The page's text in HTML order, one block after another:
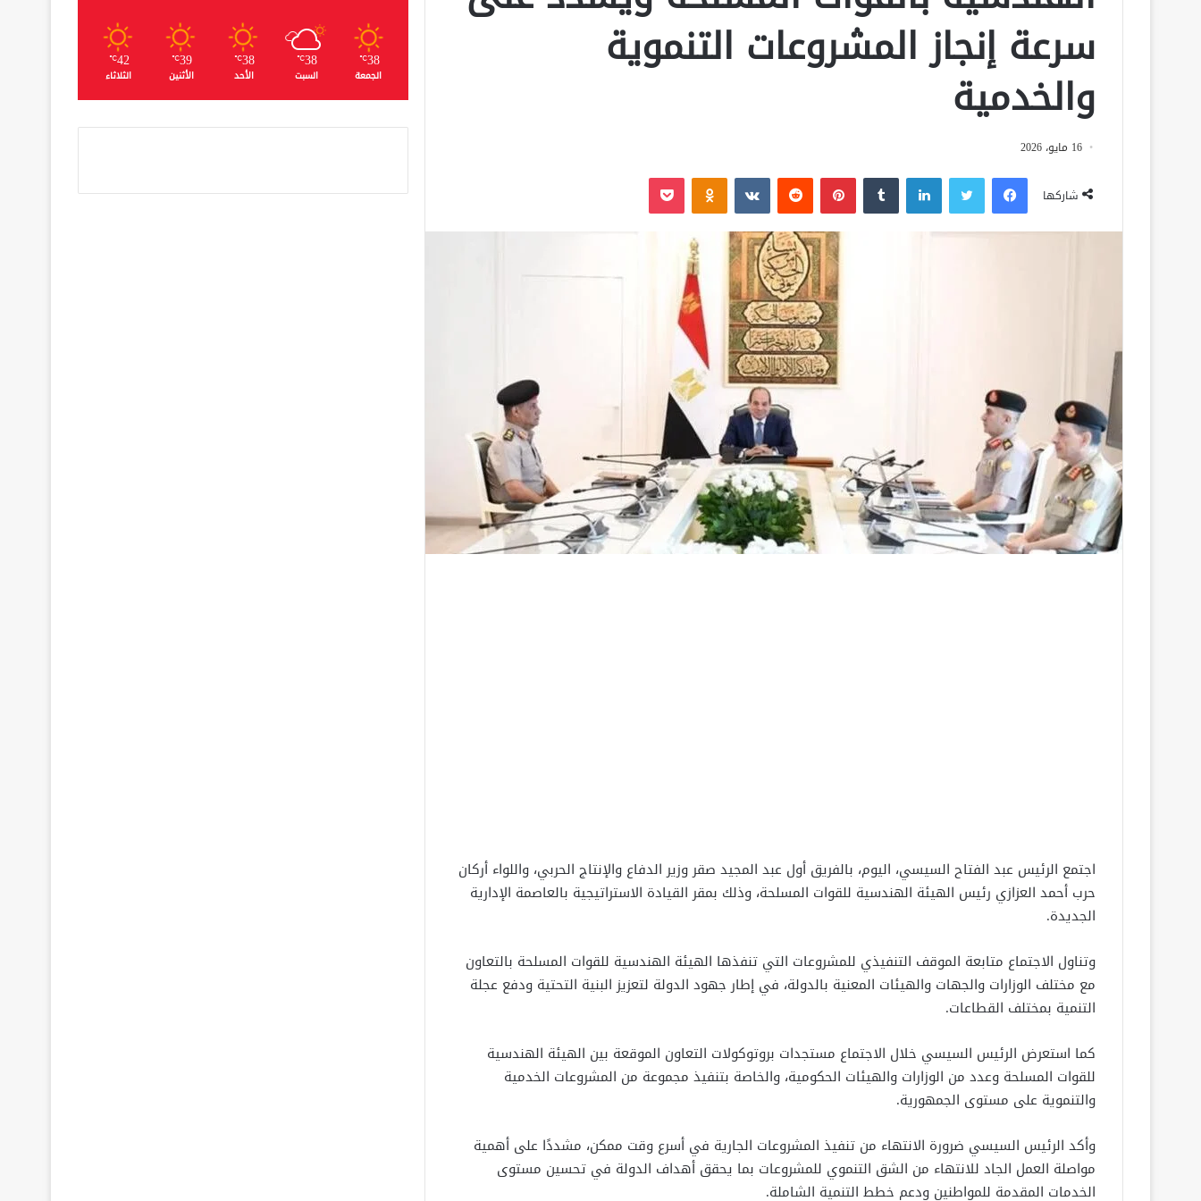
سرعة إنجاز المشروعات التنموية
والخدمية
16 مايو، 2026
شاركها
فيسبوك لينكدإن بينتيريست
اجتمع الرئيس عبد الفتاح السيسي، اليوم، بالفريق أول عبد المجيد صقر وزير الدفاع والإنتاج الحربي، واللواء أركان
حرب أحمد العزازي رئيس الهيئة الهندسية للقوات المسلحة، وذلك بمقر القيادة الاستراتيجية بالعاصمة الإدارية
الجديدة.
وتناول الاجتماع متابعة الموقف التنفيذي للمشروعات التي تنفذها الهيئة الهندسية للقوات المسلحة بالتعاون
مع مختلف الوزارات والجهات والهيئات المعنية بالدولة، في إطار جهود الدولة لتعزيز البنية التحتية ودفع عجلة
التنمية بمختلف القطاعات.
كما استعرض الرئيس السيسي خلال الاجتماع مستجدات بروتوكولات التعاون الموقعة بين الهيئة الهندسية
للقوات المسلحة وعدد من الوزارات والهيئات الحكومية، والخاصة بتنفيذ مجموعة من المشروعات الخدمية
والتنموية على مستوى الجمهورية.
وأكد الرئيس السيسي ضرورة الانتهاء من تنفيذ المشروعات الجارية في أسرع وقت ممكن، مشددًا على أهمية
مواصلة العمل الجاد للانتهاء من الشق التنموي للمشروعات بما يحقق أهداف الدولة في تحسين مستوى
الخدمات المقدمة للمواطنين ودعم خطط التنمية الشاملة.
38
℃
الجمعة
38
℃
السبت
38
℃
الأحد
39
℃
الأثنين
42
℃
الثلاثاء